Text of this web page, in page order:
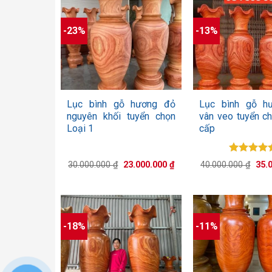
-23%
+
Lục bình gỗ hương đỏ
nguyên khối tuyển chọn
Loại 1
30.000.000₫ Giá
23.000.000 ₫Giá
hiện
23.000.000 ₫.
-13%
+
Lục bình gỗ
vân veo tuyển
cấp
Được
hạng
40.000.000₫ Giá
-18% -11%